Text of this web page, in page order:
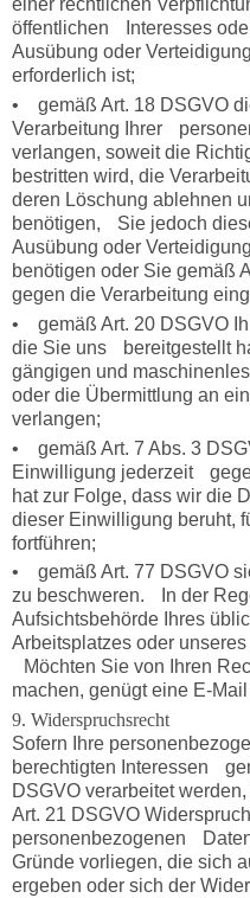
einer rechtlichen
öffentlichen Interesses
Ausübung oder
erforderlich ist;
• gemäß Art. 18 DSGVO
Verarbeitung Ihrer
verlangen, soweit die
bestritten wird, die
deren Löschung ablehnen
benötigen, Sie jedoch
Ausübung oder
benötigen oder Sie gemäß
gegen die Verarbeitung
• gemäß Art. 20 DSGVO
die Sie uns bereitgestellt
gängigen und
oder die Übermittlung an
verlangen;
• gemäß Art. 7 Abs. 3
Einwilligung jederzeit
hat zur Folge, dass wir die
dieser Einwilligung beruht,
fortführen;
• gemäß Art. 77 DSGVO
zu beschweren. In der
Aufsichtsbehörde Ihres
Arbeitsplatzes oder
Möchten Sie von Ihren
machen, genügt eine E-
9. Widerspruchsrecht
Sofern Ihre
berechtigten Interessen
DSGVO verarbeitet
Art. 21 DSGVO
personenbezogenen
Gründe vorliegen, die sich
ergeben oder sich der